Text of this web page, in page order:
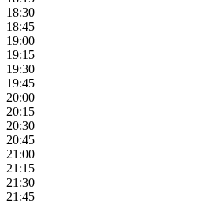
18:30
18:45
19:00
19:15
19:30
19:45
20:00
20:15
20:30
20:45
21:00
21:15
21:30
21:45